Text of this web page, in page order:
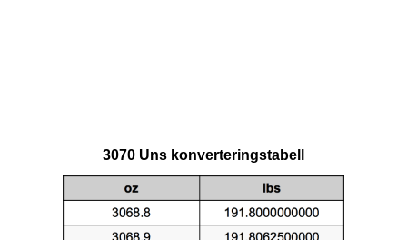
3070 Uns konverteringstabell